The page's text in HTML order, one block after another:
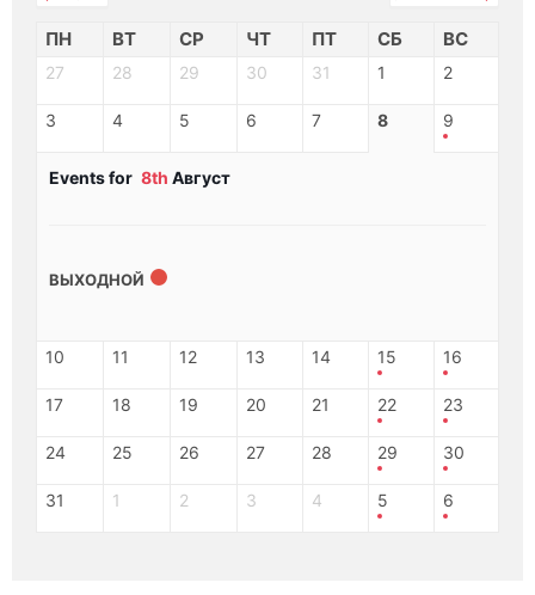
ПН ВТ СР ЧТ ПТ СБ ВС
27 28 29 30 31 1 2
3 4 5 6 7 8 9
Events for 8th Август
ВЫХОДНОЙ
10 11 12 13 14 15 16
17 18 19 20 21 22 23
24 25 26 27 28 29 30
31 1 2 3 4 5 6